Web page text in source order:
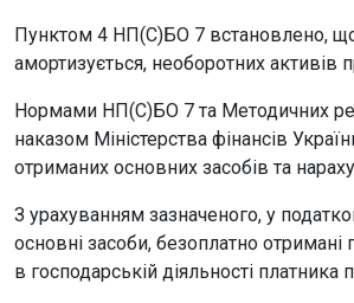
Пунктом 4 НП(С)БО 7 встановлено, що
амортизується, необоротних активів
Нормами НП(С)БО 7 та Методичних
наказом Міністерства фінансів
отриманих основних засобів та
З урахуванням зазначеного, у
основні засоби, безоплатно отримані
в господарській діяльності платника